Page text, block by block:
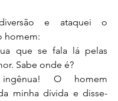
e ataquei o
homem:
que se fala lá pelas
Sabe onde é?
O homem
minha dívida e disse-